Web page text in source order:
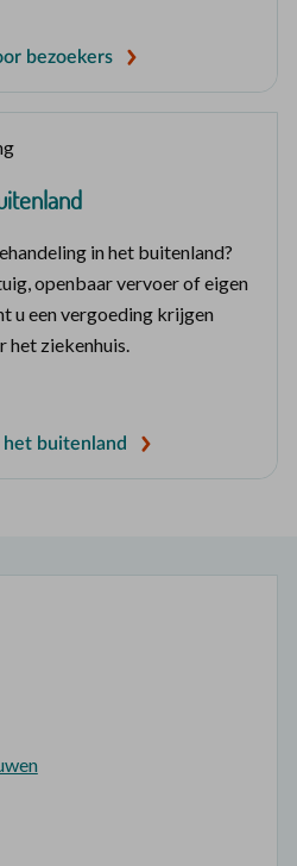
bezoekers
in het buitenland?
openbaar vervoer of eigen
u een vergoeding krijgen
het ziekenhuis.
het buitenland